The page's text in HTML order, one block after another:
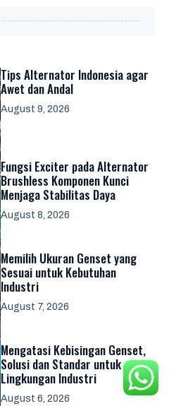
Tips Alternator Indonesia agar
Awet dan Andal
August 9, 2026
Fungsi Exciter pada Alternator
Brushless Komponen Kunci
Menjaga Stabilitas Daya
August 8, 2026
Memilih Ukuran Genset yang
Sesuai untuk Kebutuhan
Industri
August 7, 2026
Mengatasi Kebisingan Genset,
Solusi dan Standar untuk
Lingkungan Industri
August 6, 2026